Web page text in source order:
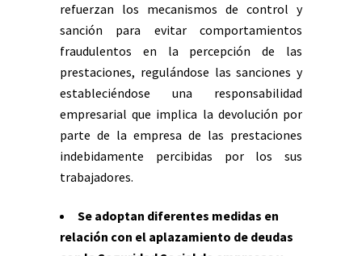
refuerzan los mecanismos de control y
sanción para evitar comportamientos
fraudulentos en la percepción de las
prestaciones, regulándose las sanciones y
estableciéndose una responsabilidad
empresarial que implica la devolución por
parte de la empresa de las prestaciones
indebidamente percibidas por los sus
trabajadores.
Se adoptan diferentes medidas en
relación con el aplazamiento de deudas